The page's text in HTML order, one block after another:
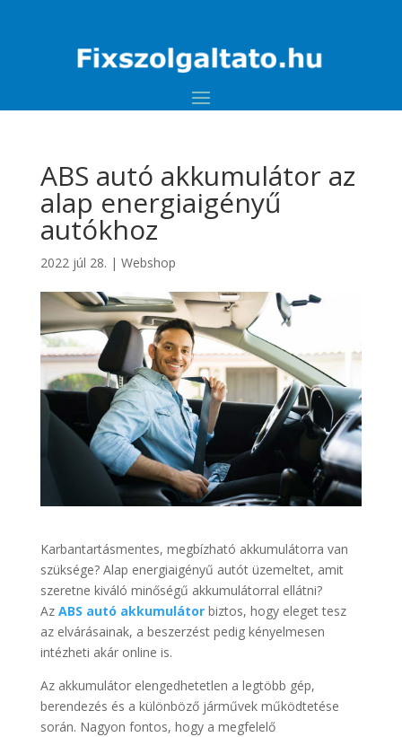
ABS autó akkumulátor az
alap energiaigényű
autókhoz
2022 júl 28. | Webshop
Karbantartásmentes, megbízható akkumulátorra van
szüksége? Alap energiaigényű autót üzemeltet, amit
szeretne kiváló minőségű akkumulátorral ellátni?
Az ABS autó akkumulátorbiztos, hogy eleget tesz
az elvárásainak, a beszerzést pedig kényelmesen
intézheti akár online is.
Az akkumulátor elengedhetetlen a legtöbb gép,
berendezés és a különböző járművek működtetése
során. Nagyon fontos, hogy a megfelelő